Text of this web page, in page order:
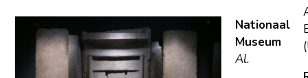
Nationaal
Museum
Al.